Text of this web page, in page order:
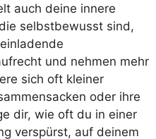
auch deine innere
selbstbewusst sind,
und nehmen mehr
sich oft kleiner
oder ihre
dir, wie oft du in einer
verspürst, auf deinem